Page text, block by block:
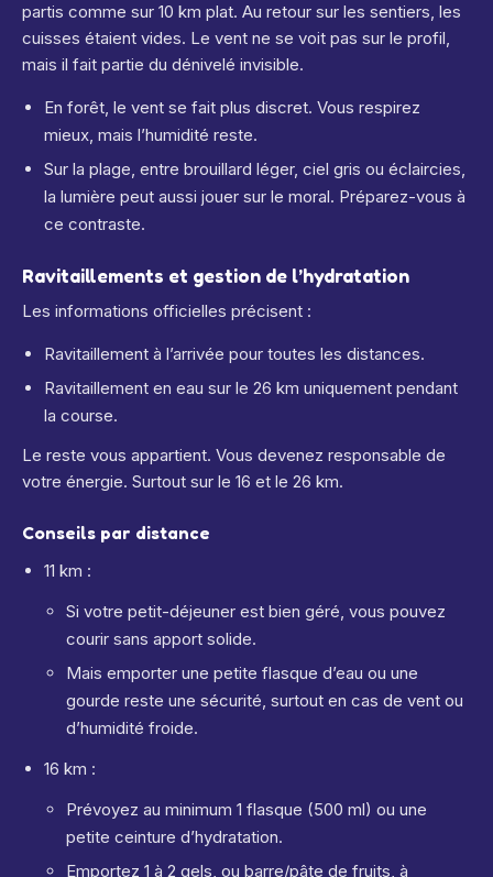
partis comme sur 10 km plat. Au retour sur les sentiers, les
cuisses étaient vides. Le vent ne se voit pas sur le profil,
mais il fait partie du dénivelé invisible.
En forêt, le vent se fait plus discret. Vous respirez
mieux, mais l’humidité reste.
Sur la plage, entre brouillard léger, ciel gris ou éclaircies,
la lumière peut aussi jouer sur le moral. Préparez-vous à
ce contraste.
Ravitaillements et gestion de l’hydratation
Les informations officielles précisent :
Ravitaillement à l’arrivée pour toutes les distances.
Ravitaillement en eau sur le 26 km uniquement pendant
la course.
Le reste vous appartient. Vous devenez responsable de
votre énergie. Surtout sur le 16 et le 26 km.
Conseils par distance
11 km :
Si votre petit-déjeuner est bien géré, vous pouvez
courir sans apport solide.
Mais emporter une petite flasque d’eau ou une
gourde reste une sécurité, surtout en cas de vent ou
d’humidité froide.
16 km :
Prévoyez au minimum 1 flasque (500 ml) ou une
petite ceinture d’hydratation.
Emportez 1 à 2 gels, ou barre/pâte de fruits, à